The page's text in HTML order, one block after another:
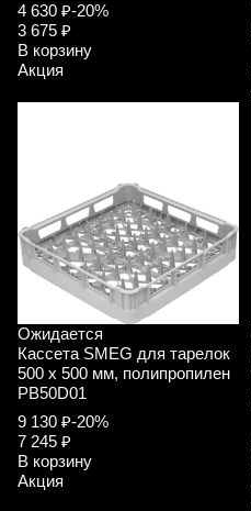
4 630 ₽-20%
3 675 ₽
В корзину
Акция
Ожидается
Кассета SMEG для тарелок
500 х 500 мм, полипропилен
PB50D01
9 130 ₽-20%
7 245 ₽
В корзину
Акция